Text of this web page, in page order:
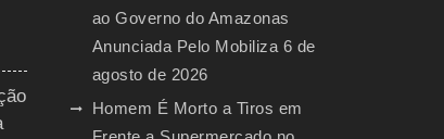
ao Governo do Amazonas
Anunciada Pelo Mobiliza 6 de
agosto de 2026
Homem É Morto a Tiros em